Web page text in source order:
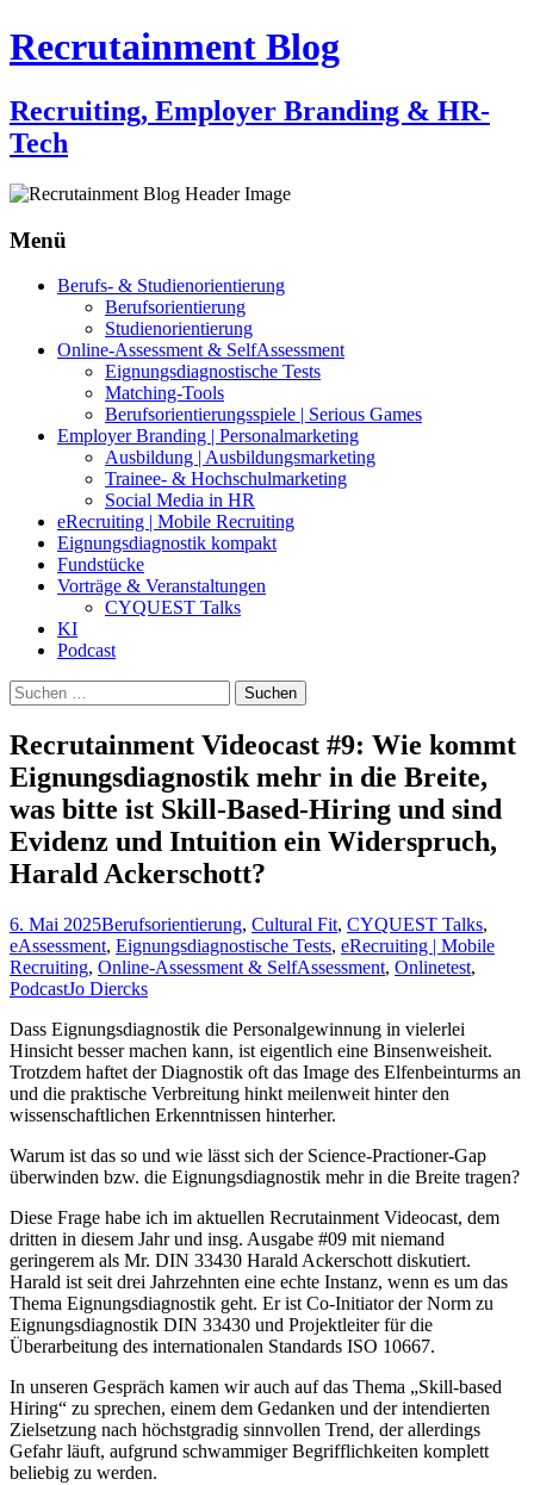
Recrutainment Blog
Recruiting, Employer Branding & HR-
Tech
Menü
Zum
Berufs- & Studienorientierung
Berufsorientierung
Studienorientierung
Online-Assessment & SelfAssessment
Eignungsdiagnostische Tests
Matching-Tools
Berufsorientierungsspiele | Serious Games
Employer Branding | Personalmarketing
Ausbildung | Ausbildungsmarketing
Trainee- & Hochschulmarketing
Social Media in HR
eRecruiting | Mobile Recruiting
Eignungsdiagnostik kompakt
Fundstücke
Vorträge & Veranstaltungen
CYQUEST Talks
KI
Podcast
Suchen
nach:
Recrutainment Videocast #9: Wie kommt
Eignungsdiagnostik mehr in die Breite,
was bitte ist Skill-Based-Hiring und sind
Evidenz und Intuition ein Widerspruch,
Harald Ackerschott?
6. Mai 2025Berufsorientierung, Cultural Fit, CYQUEST Talks,
eAssessment, Eignungsdiagnostische Tests, eRecruiting | Mobile
Recruiting, Online-Assessment & SelfAssessment, Onlinetest,
PodcastJo Diercks
Dass Eignungsdiagnostik die Personalgewinnung in vielerlei
Hinsicht besser machen kann, ist eigentlich eine Binsenweisheit.
Trotzdem haftet der Diagnostik oft das Image des Elfenbeinturms an
und die praktische Verbreitung hinkt meilenweit hinter den
wissenschaftlichen Erkenntnissen hinterher.
Warum ist das so und wie lässt sich der Science-Practioner-Gap
überwinden bzw. die Eignungsdiagnostik mehr in die Breite tragen?
Diese Frage habe ich im aktuellen Recrutainment Videocast, dem
dritten in diesem Jahr und insg. Ausgabe #09 mit niemand
geringerem als Mr. DIN 33430 Harald Ackerschott diskutiert.
Harald ist seit drei Jahrzehnten eine echte Instanz, wenn es um das
Thema Eignungsdiagnostik geht. Er ist Co-Initiator der Norm zu
Eignungsdiagnostik DIN 33430 und Projektleiter für die
Überarbeitung des internationalen Standards ISO 10667.
In unseren Gespräch kamen wir auch auf das Thema „Skill-based
Hiring“ zu sprechen, einem dem Gedanken und der intendierten
Zielsetzung nach höchstgradig sinnvollen Trend, der allerdings
Gefahr läuft, aufgrund schwammiger Begrifflichkeiten komplett
beliebig zu werden.